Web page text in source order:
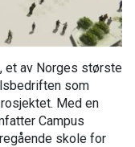
et av Norges største
som
Med en
Campus
skole for